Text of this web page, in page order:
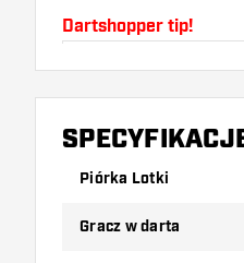
Dartshopper tip!
Upewnij się, że
uszkodzone lub
który wariant
Piórka Lotki
Gracz w darta